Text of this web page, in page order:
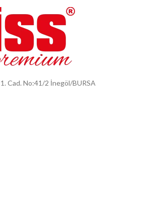
Cad. No:41/2 İnegöl/BURSA